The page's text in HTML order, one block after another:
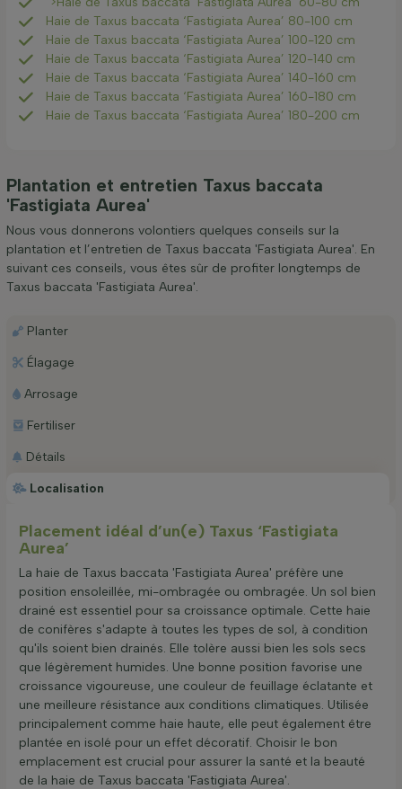
Haie de Taxus baccata ‘Fastigiata Aurea’ 80-100 cm
Haie de Taxus baccata ‘Fastigiata Aurea’ 100-120 cm
Haie de Taxus baccata ‘Fastigiata Aurea’ 120-140 cm
Haie de Taxus baccata ‘Fastigiata Aurea’ 140-160 cm
Haie de Taxus baccata ‘Fastigiata Aurea’ 160-180 cm
Haie de Taxus baccata ‘Fastigiata Aurea’ 180-200 cm
Plantation et entretien Taxus baccata
'Fastigiata Aurea'
Nous vous donnerons volontiers quelques conseils sur la
plantation et l’entretien de Taxus baccata 'Fastigiata Aurea'. En
suivant ces conseils, vous êtes sûr de profiter longtemps de
Taxus baccata 'Fastigiata Aurea'.
Localisation
Planter
Élagage
Arrosage
Fertiliser
Détails
Placement idéal d’un(e) Taxus ‘Fastigiata
Aurea’
La haie de Taxus baccata 'Fastigiata Aurea' préfère une
position ensoleillée, mi-ombragée ou ombragée. Un sol bien
drainé est essentiel pour sa croissance optimale. Cette haie
de conifères s'adapte à toutes les types de sol, à condition
qu'ils soient bien drainés. Elle tolère aussi bien les sols secs
que légèrement humides. Une bonne position favorise une
croissance vigoureuse, une couleur de feuillage éclatante et
une meilleure résistance aux conditions climatiques. Utilisée
principalement comme haie haute, elle peut également être
plantée en isolé pour un effet décoratif. Choisir le bon
emplacement est crucial pour assurer la santé et la beauté
de la haie de Taxus baccata 'Fastigiata Aurea'.